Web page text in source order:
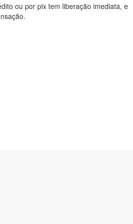
ou por pix tem liberação imediata, e